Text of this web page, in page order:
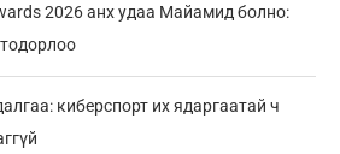
2026 анх удаа Майамид болно:
киберспорт их ядаргаатай ч